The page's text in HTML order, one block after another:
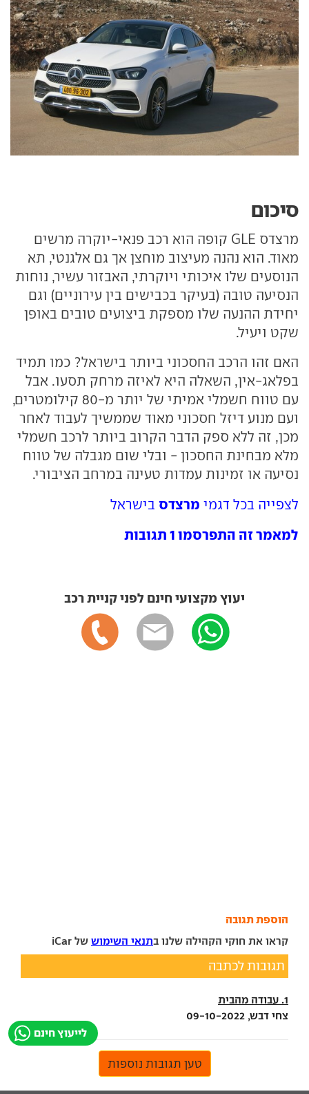
סיכום
מרצדס GLE קופה הוא רכב פנאי-יוקרה מרשים
מאוד. הוא נהנה מעיצוב מוחצן אך גם אלגנטי, תא
הנוסעים שלו איכותי ויוקרתי, האבזור עשיר, נוחות
הנסיעה טובה (בעיקר בכבישים בין עירוניים) וגם
יחידת ההנעה שלו מספקת ביצועים טובים באופן
שקט ויעיל.
האם זהו הרכב החסכוני ביותר בישראל? כמו תמיד
בפלאג-אין, השאלה היא לאיזה מרחק תסעו. אבל
עם טווח חשמלי אמיתי של יותר מ-80 קילומטרים,
ועם מנוע דיזל חסכוני מאוד שממשיך לעבוד לאחר
מכן, זה ללא ספק הדבר הקרוב ביותר לרכב חשמלי
מלא מבחינת החסכון - ובלי שום מגבלה של טווח
נסיעה או זמינות עמדות טעינה במרחב הציבורי.
לצפייה בכל דגמי מרצדס בישראל
למאמר זה התפרסמו 1 תגובות
יעוץ מקצועי חינם לפני קניית רכב
הוספת תגובה
קראו את חוקי הקהילה שלנו בתנאי השימוש של iCar
תגובות לכתבה
1. עבודה מהבית
צחי דבש, 09-10-2022
טען תגובות נוספות
לייעוץ חינם